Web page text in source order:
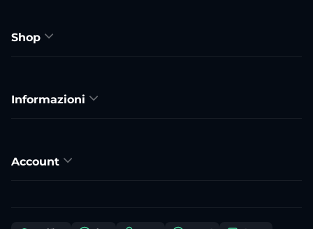
Shop
Informazioni
Account